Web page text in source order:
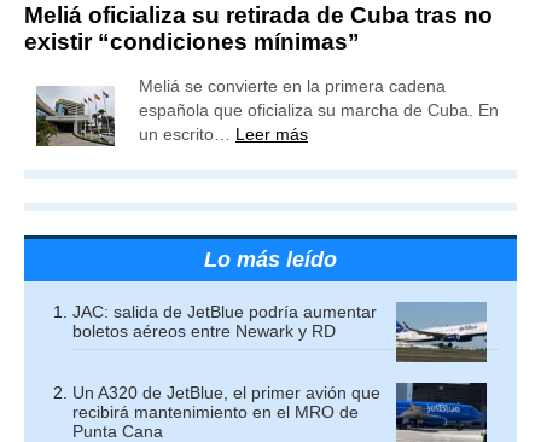
Meliá oficializa su retirada de Cuba tras no
existir “condiciones mínimas”
Meliá se convierte en la primera cadena
española que oficializa su marcha de Cuba. En
un escrito… Leer más
Lo más leído
JAC: salida de JetBlue podría aumentar
boletos aéreos entre Newark y RD
Un A320 de JetBlue, el primer avión que
recibirá mantenimiento en el MRO de
Punta Cana